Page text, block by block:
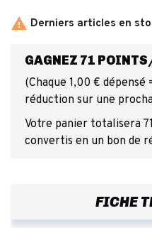
 Derniers articles en
GAGNEZ 71
(Chaque 1,00 €
réduction sur une
Votre panier totalisera
convertis en un bon de
FICHE